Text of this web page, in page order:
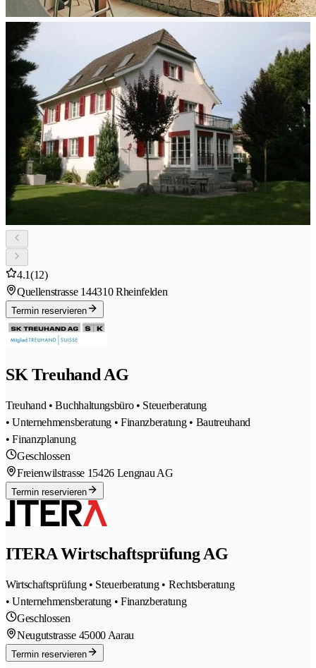
4.1(12)
Quellenstrasse 144310 Rheinfelden
Termin reservieren
SK Treuhand AG
Treuhand • Buchhaltungsbüro • Steuerberatung
• Unternehmensberatung • Finanzberatung • Bautreuhand
• Finanzplanung
Geschlossen
Freienwilstrasse 15426 Lengnau AG
Termin reservieren
ITERA Wirtschaftsprüfung AG
Wirtschaftsprüfung • Steuerberatung • Rechtsberatung
• Unternehmensberatung • Finanzberatung
Geschlossen
Neugutstrasse 45000 Aarau
Termin reservieren